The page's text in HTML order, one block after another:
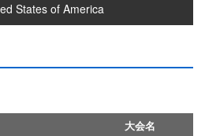
States of America
大会名